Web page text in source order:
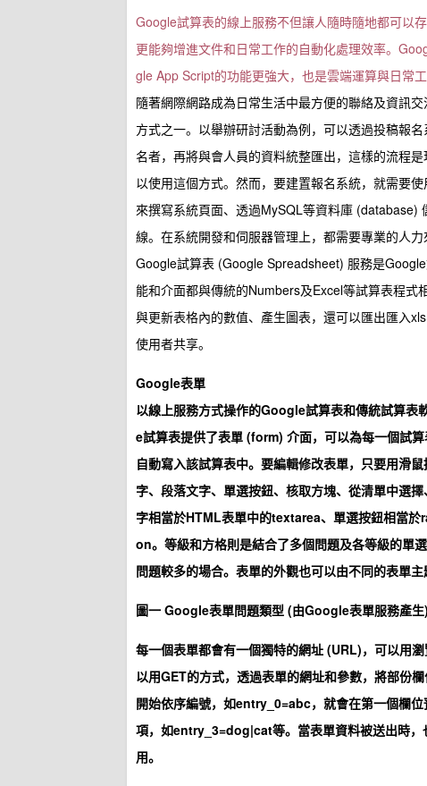
Google試算表的線上服務不但讓人隨時隨地都可以
更能夠增進文件和日常工作的自動化處理效率。
gle App Script的功能更強大，也是雲端運算與日常工
隨著網際網路成為日常生活中最方便的聯絡及資訊
方式之一。以舉辦研討活動為例，可以透過投稿報
名者，再將與會人員的資料統整匯出，這樣的流程
以使用這個方式。然而，要建置報名系統，就需要
來撰寫系統頁面、透過MySQL等資料庫
線。在系統開發和伺服器管理上，都需要專業的人力
Google試算表 (Google Spreadsheet) 服務是
能和介面都與傳統的Numbers及Excel等試算表程
與更新表格內的數值、產生圖表，還可以匯出匯入
使用者共享。
Google表單
以線上服務方式操作的Google試算表和傳統試算
e試算表提供了表單 (form) 介面，可以為每一個試
自動寫入該試算表中。要編輯修改表單，只要用滑
字、段落文字、單選按鈕、核取方塊、從清單中選
字相當於HTML表單中的textarea、單選按鈕相當
on。等級和方格則是結合了多個問題及各等級的單
問題較多的場合。表單的外觀也可以由不同的表單主
圖一 Google表單問題類型 (由Google表單服務產生)
每一個表單都會有一個獨特的網址 (URL)，可以用
以用GET的方式，透過表單的網址和參數，將部份
開始依序編號，如entry_0=abc，就會在第一個欄
項，如entry_3=dog|cat等。當表單資料被送出時
用。